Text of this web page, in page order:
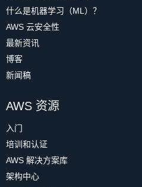
什么是机器学习（ML）？
AWS 云安全性
最新资讯
博客
新闻稿
AWS 资源
入门
培训和认证
AWS 解决方案库
架构中心